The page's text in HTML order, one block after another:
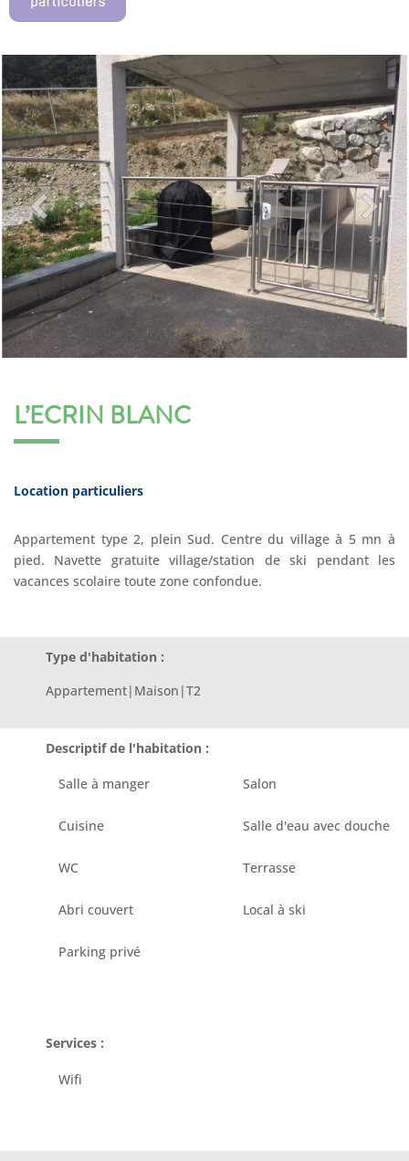
L’ECRIN BLANC
Location particuliers
Appartement type 2, plein Sud. Centre du village à 5 mn à
pied. Navette gratuite village/station de ski pendant les
vacances scolaire toute zone confondue.
Type d'habitation :
Appartement|Maison|T2
Descriptif de l'habitation :
Salle à manger Salon
Cuisine Salle d'eau avec douche
WC Terrasse
Abri couvert Local à ski
Parking privé
Services :
Wifi